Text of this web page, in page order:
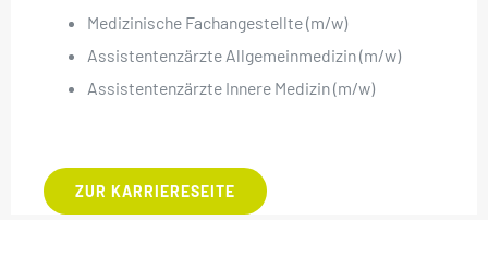
Medizinische Fachangestellte (m/w)
Assistentenzärzte Allgemeinmedizin (m/w)
Assistentenzärzte Innere Medizin (m/w)
ZUR KARRIERESEITE